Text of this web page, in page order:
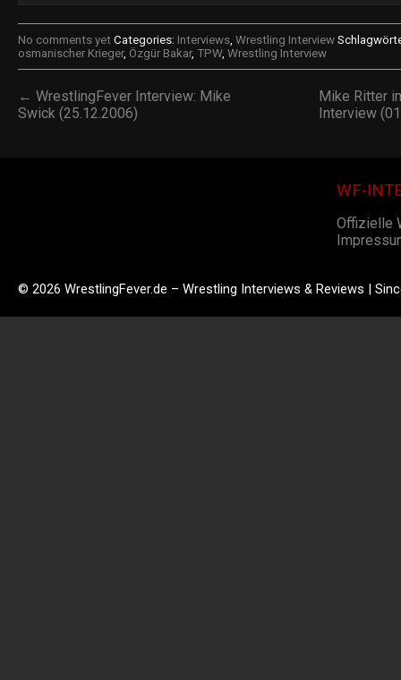
No comments yet Categories: Interviews, Wrestling Interview
osmanischer Krieger, Özgür Bakar, TPW, Wrestling Interview
← WrestlingFever Interview: Mike
Swick (25.12.2006)
Mike Ritter
Interview
WF-
Offizielle
© 2026 WrestlingFever.de – Wrestling Interviews & Reviews |